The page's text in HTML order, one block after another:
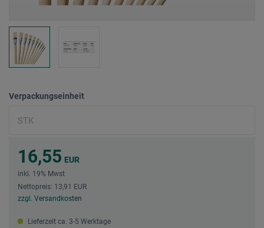
Verpackungseinheit
16,55 EUR
inkl. 19% Mwst
Nettopreis: 13,91 EUR
zzgl. Versandkosten
Lieferzeit ca. 3-5 Werktage